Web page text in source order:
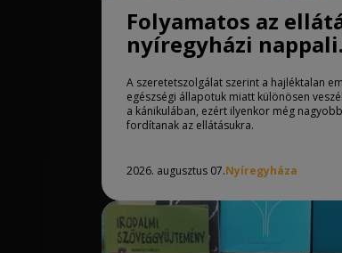
Folyamatos az
nyíregyházi nappali
melegedőben
A szeretetszolgálat szerint a hajléktalan
egészségi állapotuk miatt különösen
a kánikulában, ezért ilyenkor még
fordítanak az ellátásukra.
2026. augusztus 07.Nyíregyháza